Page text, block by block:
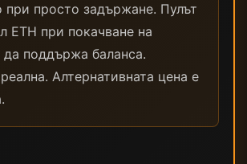
при просто задържане. Пулът
ETH при покачване на
да поддържа баланса.
Алтернативната цена е